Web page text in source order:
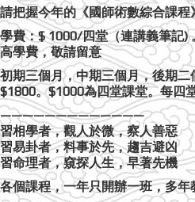
請把握今年的《國師術數綜合課
學費：$ 1000/四堂（連講義筆記)
高學費，敬請留意
初期三個月，中期三個月，後期
$1800。$1000為四堂課堂。每四
—————————————
習相學者，觀人於微，察人善惡
習易卦者，料事於先，趨吉避凶
習命理者，窺探人生，早著先機
各個課程，一年只開辦一班，多